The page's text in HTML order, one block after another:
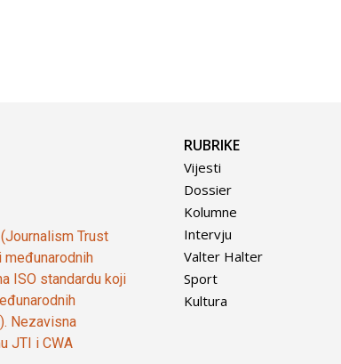
Trust
ISO standardu koji
Nezavisna
JTI i CWA
RUBRIKE
Vijesti
Dossier
Kolumne
Intervju
Valter Halter
Sport
Kultura